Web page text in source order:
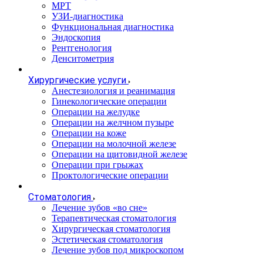
МРТ
УЗИ-диагностика
Функциональная диагностика
Эндоскопия
Рентгенология
Денситометрия
Хирургические услуги
Анестезиология и реанимация
Гинекологические операции
Операции на желудке
Операции на желчном пузыре
Операции на коже
Операции на молочной железе
Операции на щитовидной железе
Операции при грыжах
Проктологические операции
Стоматология
Лечение зубов «во сне»
Терапевтическая стоматология
Хирургическая стоматология
Эстетическая стоматология
Лечение зубов под микроскопом